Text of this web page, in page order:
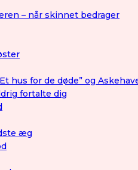
– når skinnet bedrager
hus for de døde” og
fortalte dig
æg